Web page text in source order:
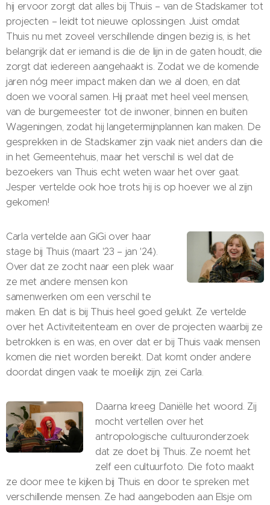
hij ervoor zorgt dat alles bij Thuis – van de Stadskamer tot
projecten – leidt tot nieuwe oplossingen. Juist omdat
Thuis nu met zoveel verschillende dingen bezig is, is het
belangrijk dat er iemand is die de lijn in de gaten houdt, die
zorgt dat iedereen aangehaakt is. Zodat we de komende
jaren nóg meer impact maken dan we al doen, en dat
doen we vooral samen. Hij praat met heel veel mensen,
van de burgemeester tot de inwoner, binnen en buiten
Wageningen, zodat hij langetermijnplannen kan maken. De
gesprekken in de Stadskamer zijn vaak niet anders dan die
in het Gemeentehuis, maar het verschil is wel dat de
bezoekers van Thuis echt weten waar het over gaat.
Jesper vertelde ook hoe trots hij is op hoever we al zijn
gekomen!
Carla vertelde aan GiGi over haar
stage bij Thuis (maart '23 – jan '24).
Over dat ze zocht naar een plek waar
ze met andere mensen kon
samenwerken om een verschil te
maken. En dat is bij Thuis heel goed gelukt. Ze vertelde
over het Activiteitenteam en over de projecten waarbij ze
betrokken is en was, en over dat er bij Thuis vaak mensen
komen die niet worden bereikt. Dat komt onder andere
doordat dingen vaak te moeilijk zijn, zei Carla.
Daarna kreeg Daniëlle het woord. Zij
mocht vertellen over het
antropologische cultuuronderzoek
dat ze doet bij Thuis. Ze noemt het
zelf een cultuurfoto. Die foto maakt
ze door mee te kijken bij Thuis en door te spreken met
verschillende mensen. Ze had aangeboden aan Elsje om